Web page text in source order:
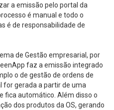
a emissão pelo portal da
é manual e todo o
é de responsabilidade de
de Gestão empresarial, por
faz a emissão integrado
o de gestão de ordens de
for gerada a partir de uma
fica automático. Além disso o
dos produtos da OS, gerando